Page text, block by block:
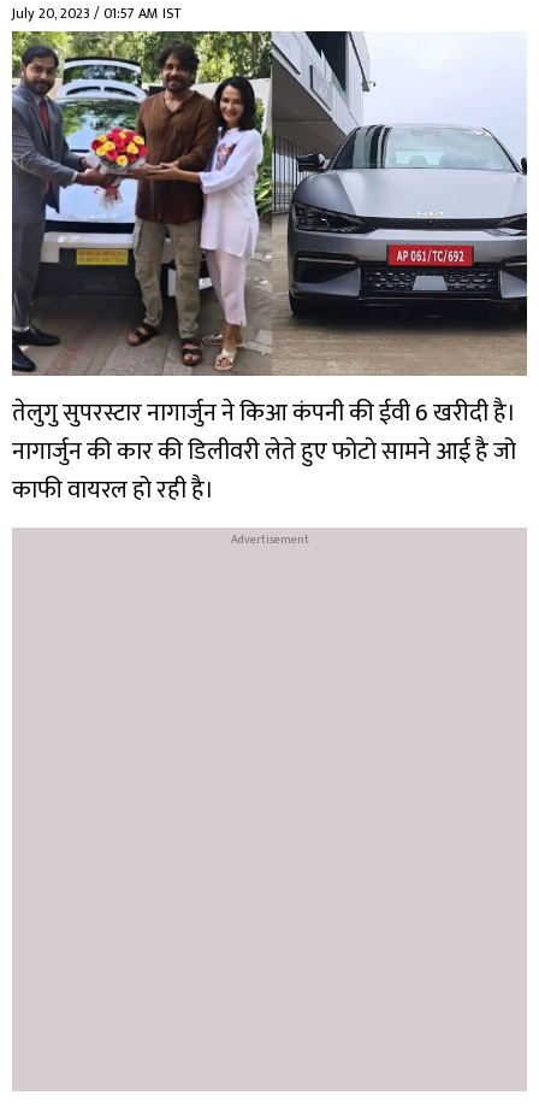
July 20, 2023 / 01:57 AM IST
तेलुगु सुपरस्टार नागार्जुन ने किआ कंपनी की ईवी 6 खरीदी है।
नागार्जुन की कार की डिलीवरी लेते हुए फोटो सामने आई है जो
काफी वायरल हो रही है।